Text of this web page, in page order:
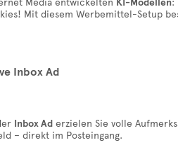
Media entwickelten KI-Modellen:
Mit diesem Werbemittel-Setup
Inbox Ad
Inbox Ad erzielen Sie volle
– direkt im Posteingang.